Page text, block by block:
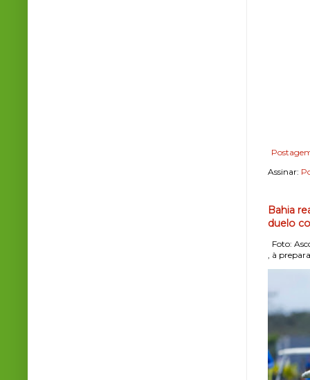
Assinar:
Bahia
duelo
Foto:
, à